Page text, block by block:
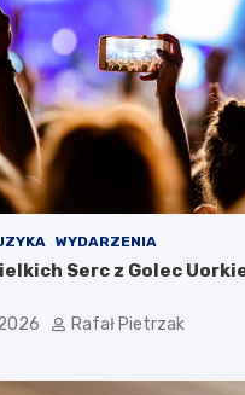
WYDARZENIA
Serc z Golec
Rafał Pietrzak